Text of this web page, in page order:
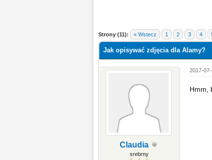
Strony (11): « Wstecz 1 2 3 4
Jak opisywać zdjęcia dla Alamy?
Claudia
srebrny
2017-
Hmm,